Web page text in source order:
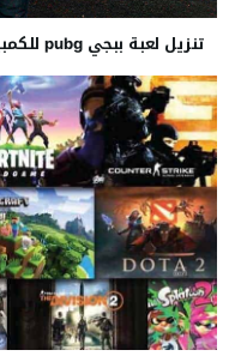
تنزيل لعبة ببجي pubg للكمبيوتر مجانا